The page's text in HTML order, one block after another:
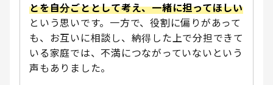
とを自分ごととして考え、一緒に担ってほしい
という思いです。一方で、役割に偏りがあって
も、お互いに相談し、納得した上で分担できて
いる家庭では、不満につながっていないという
声もありました。